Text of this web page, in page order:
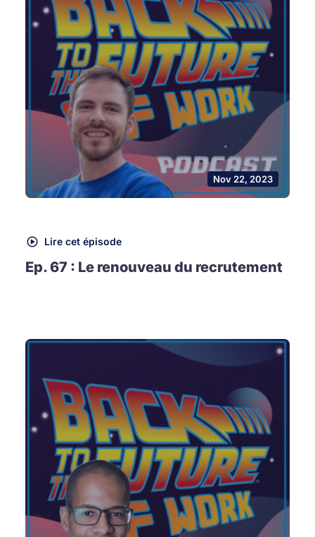
Nov 22, 2023
Lire cet épisode
Ep. 67 : Le renouveau du recrutement